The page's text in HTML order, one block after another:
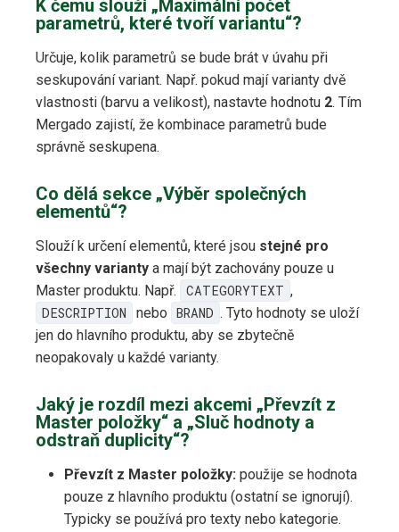
K čemu slouží „Maximální počet
parametrů, které tvoří variantu“?
Určuje, kolik parametrů se bude brát v úvahu při
seskupování variant. Např. pokud mají varianty dvě
vlastnosti (barvu a velikost), nastavte hodnotu 2. Tím
Mergado zajistí, že kombinace parametrů bude
správně seskupena.
Co dělá sekce „Výběr společných
elementů“?
Slouží k určení elementů, které jsou stejné pro
všechny varianty a mají být zachovány pouze u
Master produktu. Např.
CATEGORYTEXT ,
DESCRIPTION
nebo BRAND . Tyto hodnoty se uloží
jen do hlavního produktu, aby se zbytečně
neopakovaly u každé varianty.
Jaký je rozdíl mezi akcemi „Převzít z
Master položky“ a „Sluč hodnoty a
odstraň duplicity“?
Převzít z Master položky: použije se hodnota
pouze z hlavního produktu (ostatní se ignorují).
Typicky se používá pro texty nebo kategorie.